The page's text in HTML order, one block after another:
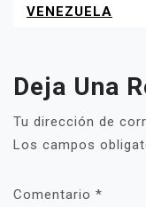
VENEZUELA
Deja Una
Tu dirección de
Los campos
Comentario *